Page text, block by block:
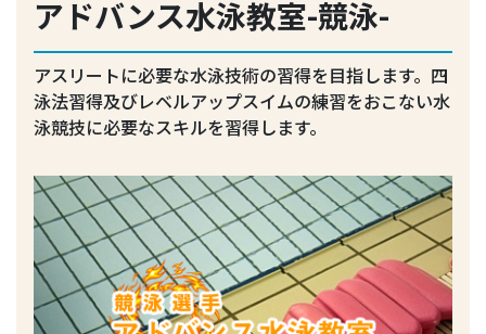
アドバンス水泳教室-競泳-
アスリートに必要な水泳技術の習得を目指します。四
泳法習得及びレベルアップスイムの練習をおこない水
泳競技に必要なスキルを習得します。